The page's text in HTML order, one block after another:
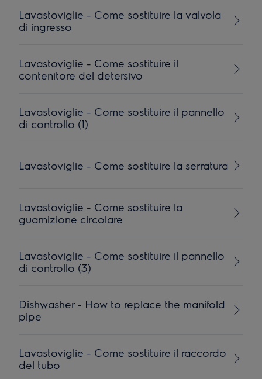
Lavastoviglie - Come sostituire la valvola
di ingresso
Lavastoviglie - Come sostituire il
contenitore del detersivo
Lavastoviglie - Come sostituire il pannello
di controllo (1)
Lavastoviglie - Come sostituire la serratura
Lavastoviglie - Come sostituire la
guarnizione circolare
Lavastoviglie - Come sostituire il pannello
di controllo (3)
Dishwasher - How to replace the manifold
pipe
Lavastoviglie - Come sostituire il raccordo
del tubo